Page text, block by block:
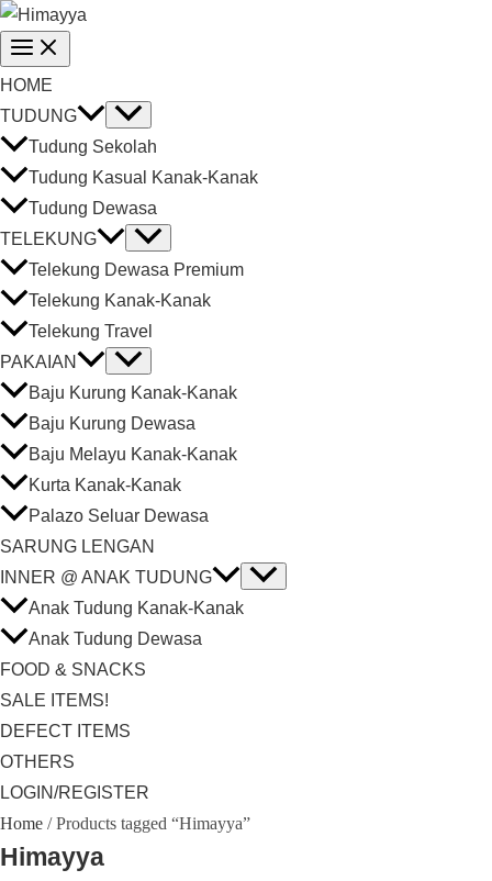
HOME
TUDUNG
Tudung Sekolah
Tudung Kasual Kanak-Kanak
Tudung Dewasa
TELEKUNG
Telekung Dewasa Premium
Telekung Kanak-Kanak
Telekung Travel
PAKAIAN
Baju Kurung Kanak-Kanak
Baju Kurung Dewasa
Baju Melayu Kanak-Kanak
Kurta Kanak-Kanak
Palazo Seluar Dewasa
SARUNG LENGAN
INNER @ ANAK TUDUNG
Anak Tudung Kanak-Kanak
Anak Tudung Dewasa
FOOD & SNACKS
SALE ITEMS!
DEFECT ITEMS
OTHERS
LOGIN/REGISTER
Home / Products tagged “Himayya”
Himayya